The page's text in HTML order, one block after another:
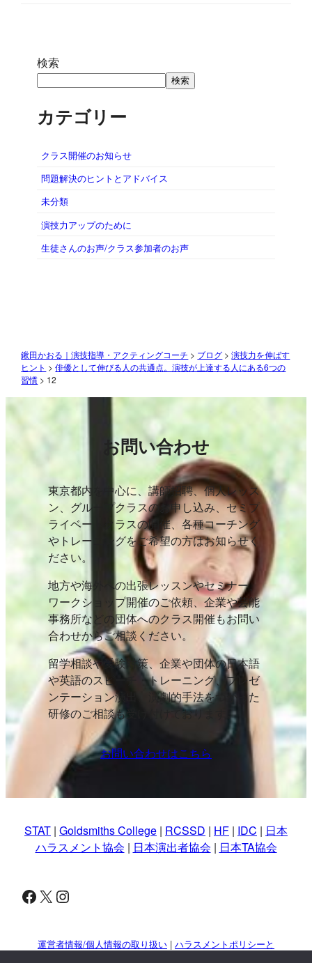
検索
検索
カテゴリー
クラス開催のお知らせ
問題解決のヒントとアドバイス
未分類
演技力アップのために
生徒さんのお声/クラス参加者のお声
鍬田かおる｜演技指導・アクティングコーチ > ブログ >演技力を伸ばす
ヒント >俳優として伸びる人の共通点。演技が上達する人にある6つの
習慣 > 12
お問い合わせ
東京都内を中心に、講師招聘、個人レッス
ン、グループクラスのお申し込み、セミプ
ライベートクラスの開催、各種コーチング
やトレーニングをご希望の方はお知らせく
ださい。
地方や海外への出張レッスンやセミナー、
ワークショップ開催のご依頼、企業や芸能
事務所などの団体へのクラス開催もお問い
合わせからご相談ください。
留学相談や受験対策、企業や団体の日本語
や英語のスピーチ・トレーニング、プレゼ
ンテーション演出、演劇的手法をつかった
研修のご相談も受け付けております。
お問い合わせはこちら
STAT | Goldsmiths College | RCSSD | HF | IDC | 日本
ハラスメント協会 | 日本演出者協会 | 日本TA協会
Facebook X Instagram
運営者情報/個人情報の取り扱い | ハラスメントポリシーと